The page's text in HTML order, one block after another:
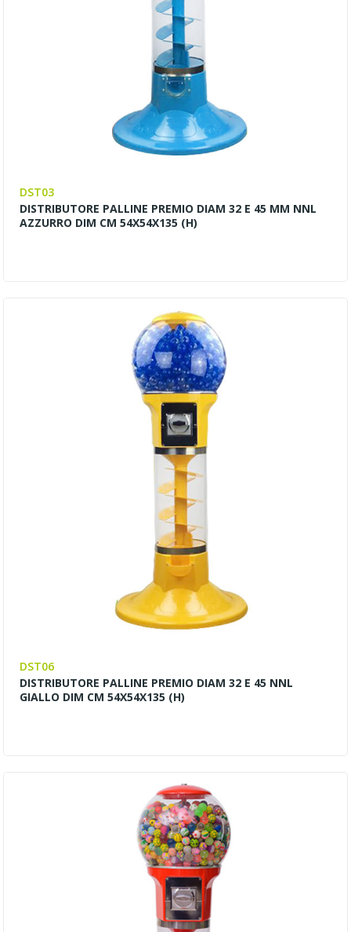
DST03
DISTRIBUTORE PALLINE PREMIO DIAM 32 E 45 MM NNL
AZZURRO DIM CM 54X54X135 (H)
DST06
DISTRIBUTORE PALLINE PREMIO DIAM 32 E 45 NNL
GIALLO DIM CM 54X54X135 (H)